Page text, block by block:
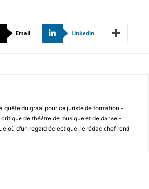
Email Linkedin
quête du graal pour ce juriste de formation -
de théâtre de musique et de danse -
où d'un regard éclectique, le rédac chef rend